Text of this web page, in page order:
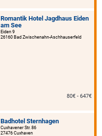
Romantik Hotel Jagdhaus Eiden
am See
Eiden 9
26160 Bad Zwischenahn-Aschhauserfeld
80€ - 647€
Badhotel Sternhagen
Cuxhavener Str. 86
27476 Cuxhaven